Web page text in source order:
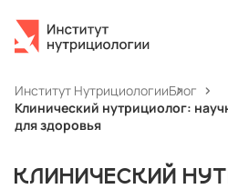
Институт НутрициологииБлог
Клинический нутрициолог:
для здоровья
КЛИНИЧЕСКИЙ